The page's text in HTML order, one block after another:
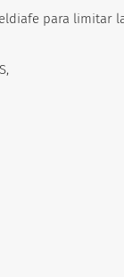
para limitar